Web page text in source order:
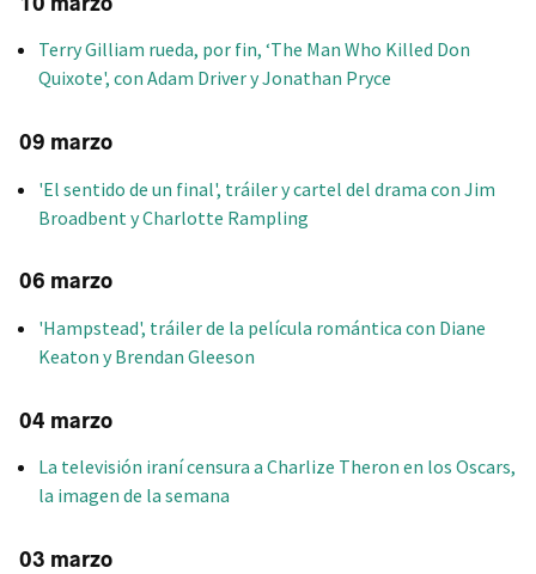
Terry Gilliam rueda, por fin, ‘The Man Who Killed Don
Quixote', con Adam Driver y Jonathan Pryce
09 marzo
'El sentido de un final', tráiler y cartel del drama con Jim
Broadbent y Charlotte Rampling
06 marzo
'Hampstead', tráiler de la película romántica con Diane
Keaton y Brendan Gleeson
04 marzo
La televisión iraní censura a Charlize Theron en los Oscars,
la imagen de la semana
03 marzo